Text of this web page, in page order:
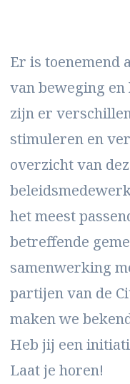
Er is toenemend
van beweging
zijn er
stimuleren en
overzicht van
het meest
betreffende
samenwerking
partijen van de
maken we
Heb jij een
Laat je horen!